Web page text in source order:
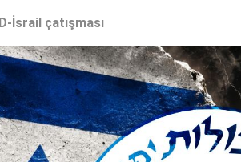
İsrail çatışması